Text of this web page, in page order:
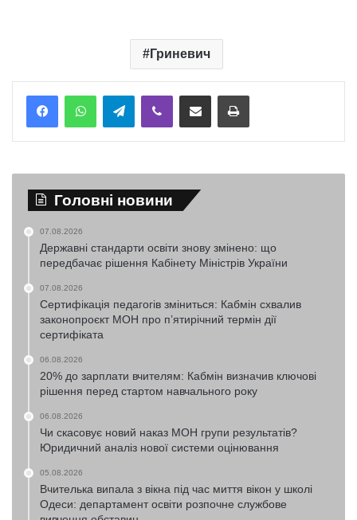
Гриневич
TelegramViber Надіслати електронною поштоюНадрукувати
Головні новини
07.08.2026
Державні стандарти освіти знову змінено: що
передбачає рішення Кабінету Міністрів України
07.08.2026
Сертифікація педагогів зміниться: Кабмін схвалив
законопроєкт МОН про п’ятирічний термін дії
сертифіката
06.08.2026
20% до зарплати вчителям: Кабмін визначив ключові
рішення перед стартом навчального року
06.08.2026
Чи скасовує новий наказ МОН групи результатів?
Юридичний аналіз нової системи оцінювання
05.08.2026
Вчителька випала з вікна під час миття вікон у школі
Одеси: департамент освіти розпочне службове